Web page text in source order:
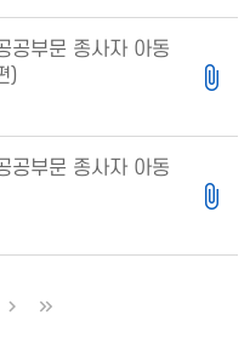
공부문 종사자 아동
)
공부문 종사자 아동
다음마지막